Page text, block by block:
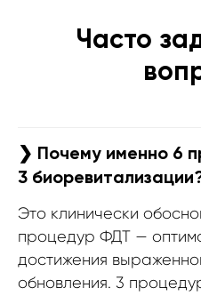
Часто
❯ Почему именно 6
3
Это клинически
процедур ФДТ —
достижения
обновления. 3